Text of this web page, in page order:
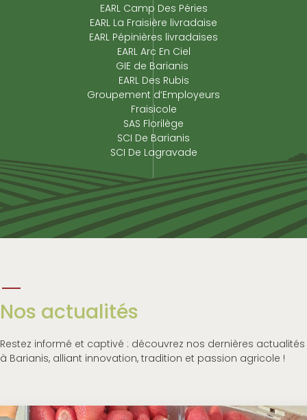
EARL Camp Des Péries
EARL La Fraisière livradaise
EARL Pépinières livradaises
EARL Arc En Ciel
GIE de Barianis
EARL Des Rubis
Groupement d’Employeurs
Fraisicole
SAS Florilège
SCI De Barianis
SCI De Lagravade
Nos actualités
Restez informé et captivé : découvrez nos dernières actualités
à Barianis, alliant innovation, tradition et passion agricole !